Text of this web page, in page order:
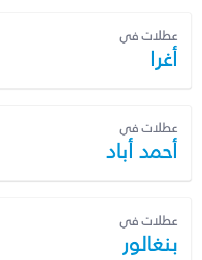
عطلات في
أغرا
عطلات في
أحمد أباد
عطلات في
بنغالور